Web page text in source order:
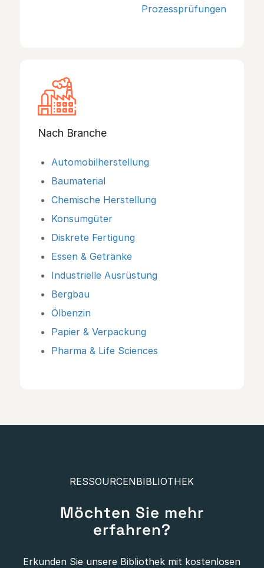
Prozessprüfungen
Nach Branche
Automobilherstellung
Baumaterial
Chemische Herstellung
Konsumgüter
Diskrete Fertigung
Essen & Getränke
Industrielle Ausrüstung
Bergbau
Ölbenzin
Papier & Verpackung
Pharma & Life Sciences
RESSOURCENBIBLIOTHEK
Möchten Sie mehr
erfahren?
Erkunden Sie unsere Bibliothek mit kostenlosen